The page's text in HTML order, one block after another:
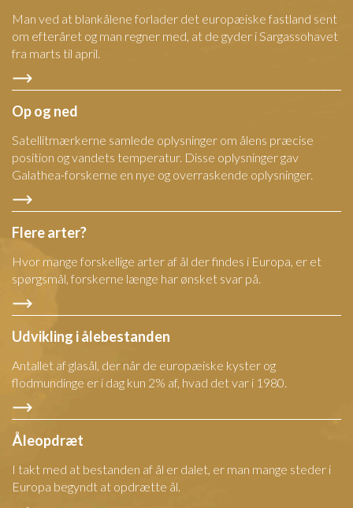
Man ved at blankålene forlader det europæiske fastland sent
om efteråret og man regner med, at de gyder i Sargassohavet
fra marts til april.
Op og ned
Satellitmærkerne samlede oplysninger om ålens præcise
position og vandets temperatur. Disse oplysninger gav
Galathea-forskerne en nye og overraskende oplysninger.
Flere arter?
Hvor mange forskellige arter af ål der findes i Europa, er et
spørgsmål, forskerne længe har ønsket svar på.
Udvikling i ålebestanden
Antallet af glasål, der når de europæiske kyster og
flodmundinge er i dag kun 2% af, hvad det var i 1980.
Åleopdræt
I takt med at bestanden af ål er dalet, er man mange steder i
Europa begyndt at opdrætte ål.